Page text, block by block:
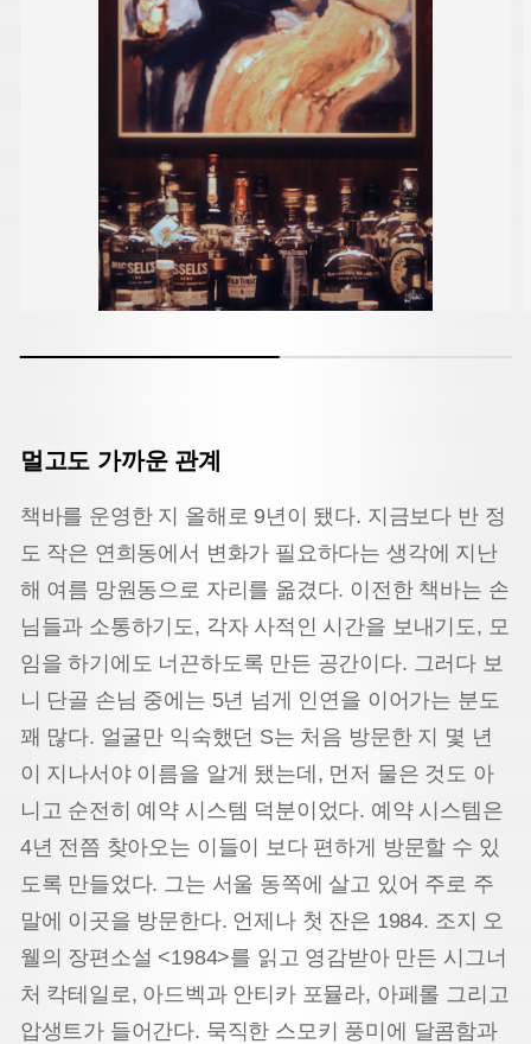
멀고도 가까운 관계
책바를 운영한 지 올해로 9년이 됐다. 지금보다 반 정
도 작은 연희동에서 변화가 필요하다는 생각에 지난
해 여름 망원동으로 자리를 옮겼다. 이전한 책바는 손
님들과 소통하기도, 각자 사적인 시간을 보내기도, 모
임을 하기에도 너끈하도록 만든 공간이다. 그러다 보
니 단골 손님 중에는 5년 넘게 인연을 이어가는 분도
꽤 많다. 얼굴만 익숙했던 S는 처음 방문한 지 몇 년
이 지나서야 이름을 알게 됐는데, 먼저 물은 것도 아
니고 순전히 예약 시스템 덕분이었다. 예약 시스템은
4년 전쯤 찾아오는 이들이 보다 편하게 방문할 수 있
도록 만들었다. 그는 서울 동쪽에 살고 있어 주로 주
말에 이곳을 방문한다. 언제나 첫 잔은 1984. 조지 오
웰의 장편소설 <1984>를 읽고 영감받아 만든 시그너
처 칵테일로, 아드벡과 안티카 포뮬라, 아페롤 그리고
압생트가 들어간다. 묵직한 스모키 풍미에 달콤함과